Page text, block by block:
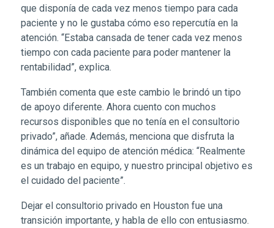
que disponía de cada vez menos tiempo para cada
paciente y no le gustaba cómo eso repercutía en la
atención. “Estaba cansada de tener cada vez menos
tiempo con cada paciente para poder mantener la
rentabilidad”, explica.
También comenta que este cambio le brindó un tipo
de apoyo diferente. Ahora cuento con muchos
recursos disponibles que no tenía en el consultorio
privado”, añade. Además, menciona que disfruta la
dinámica del equipo de atención médica: “Realmente
es un trabajo en equipo, y nuestro principal objetivo es
el cuidado del paciente”.
Dejar el consultorio privado en Houston fue una
transición importante, y habla de ello con entusiasmo.